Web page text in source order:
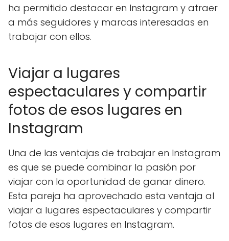
ha permitido destacar en Instagram y atraer
a más seguidores y marcas interesadas en
trabajar con ellos.
Viajar a lugares
espectaculares y compartir
fotos de esos lugares en
Instagram
Una de las ventajas de trabajar en Instagram
es que se puede combinar la pasión por
viajar con la oportunidad de ganar dinero.
Esta pareja ha aprovechado esta ventaja al
viajar a lugares espectaculares y compartir
fotos de esos lugares en Instagram.